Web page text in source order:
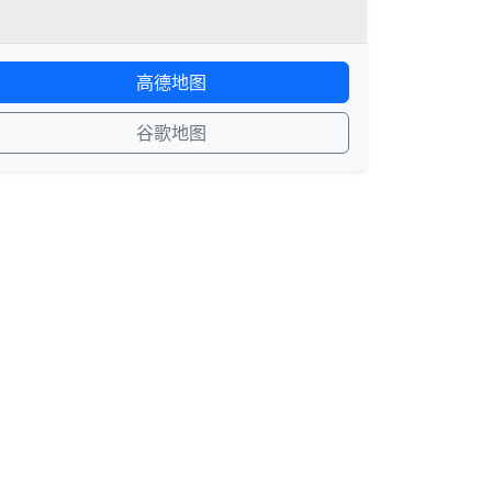
高德地图
谷歌地图